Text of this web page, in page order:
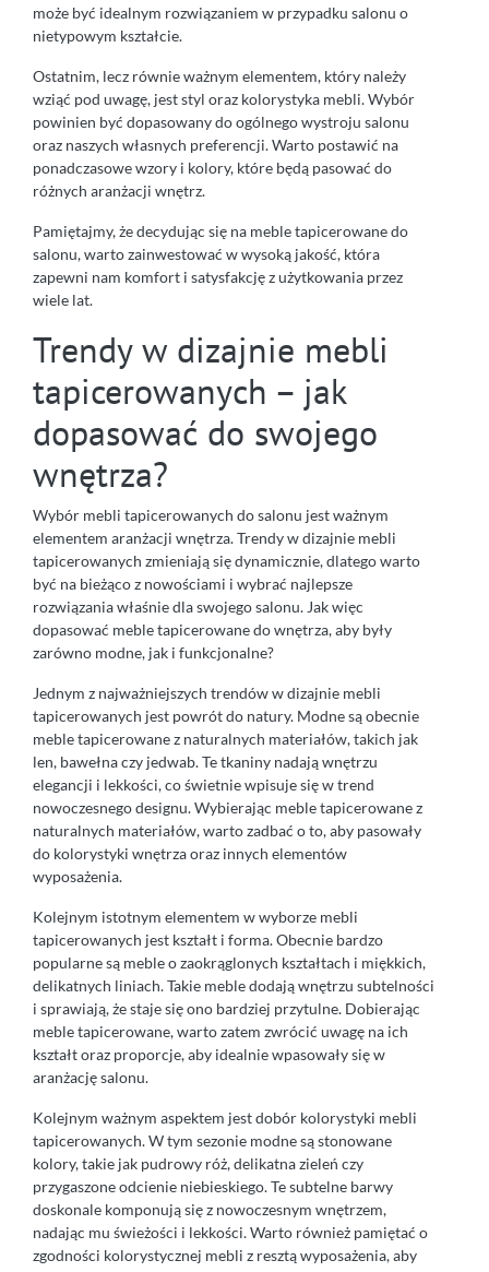
może być idealnym rozwiązaniem w przypadku salonu o
nietypowym kształcie.
Ostatnim, lecz równie ważnym elementem, który należy
wziąć pod uwagę, jest styl oraz kolorystyka mebli. Wybór
powinien być dopasowany do ogólnego wystroju salonu
oraz naszych własnych preferencji. Warto postawić na
ponadczasowe wzory i kolory, które będą pasować do
różnych aranżacji wnętrz.
Pamiętajmy, że decydując się na meble tapicerowane do
salonu, warto zainwestować w wysoką jakość, która
zapewni nam komfort i satysfakcję z użytkowania przez
wiele lat.
Trendy w dizajnie mebli
tapicerowanych – jak
dopasować do swojego
wnętrza?
Wybór mebli tapicerowanych do salonu jest ważnym
elementem aranżacji wnętrza. Trendy w dizajnie mebli
tapicerowanych zmieniają się dynamicznie, dlatego warto
być na bieżąco z nowościami i wybrać najlepsze
rozwiązania właśnie dla swojego salonu. Jak więc
dopasować meble tapicerowane do wnętrza, aby były
zarówno modne, jak i funkcjonalne?
Jednym z najważniejszych trendów w dizajnie mebli
tapicerowanych jest powrót do natury. Modne są obecnie
meble tapicerowane z naturalnych materiałów, takich jak
len, bawełna czy jedwab. Te tkaniny nadają wnętrzu
elegancji i lekkości, co świetnie wpisuje się w trend
nowoczesnego designu. Wybierając meble tapicerowane z
naturalnych materiałów, warto zadbać o to, aby pasowały
do kolorystyki wnętrza oraz innych elementów
wyposażenia.
Kolejnym istotnym elementem w wyborze mebli
tapicerowanych jest kształt i forma. Obecnie bardzo
popularne są meble o zaokrąglonych kształtach i miękkich,
delikatnych liniach. Takie meble dodają wnętrzu subtelności
i sprawiają, że staje się ono bardziej przytulne. Dobierając
meble tapicerowane, warto zatem zwrócić uwagę na ich
kształt oraz proporcje, aby idealnie wpasowały się w
aranżację salonu.
Kolejnym ważnym aspektem jest dobór kolorystyki mebli
tapicerowanych. W tym sezonie modne są stonowane
kolory, takie jak pudrowy róż, delikatna zieleń czy
przygaszone odcienie niebieskiego. Te subtelne barwy
doskonale komponują się z nowoczesnym wnętrzem,
nadając mu świeżości i lekkości. Warto również pamiętać o
zgodności kolorystycznej mebli z resztą wyposażenia, aby